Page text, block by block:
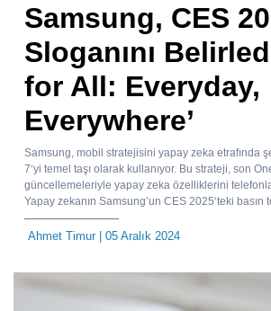
Samsung, CES
Sloganını
for All: Everyday,
Everywhere’
Samsung, mobil stratejisini yapay zeka etrafında
7‘yi temel taşı olarak kullanıyor. Bu strateji, son
güncellemeleriyle yapay zeka özelliklerini
Yapay zekanın Samsung’un CES 2025‘teki basın
Ahmet Timur| 05 Aralık 2024